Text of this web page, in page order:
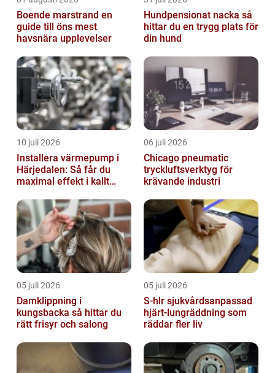
Boende marstrand en
guide till öns mest
havsnära upplevelser
Hundpensionat nacka så
hittar du en trygg plats för
din hund
10 juli 2026
Installera värmepump i
Härjedalen: Så får du
maximal effekt i kallt
06 juli 2026
Chicago pneumatic
tryckluftsverktyg för
krävande industri
05 juli 2026
Damklippning i
kungsbacka så hittar du
rätt frisyr och salong
05 juli 2026
S-hlr sjukvårdsanpassad
hjärt-lungräddning som
räddar fler liv